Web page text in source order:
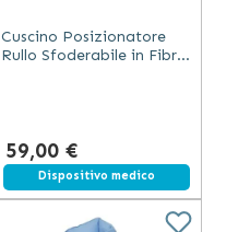
Cuscino Posizionatore
Rullo Sfoderabile in Fibra
59,00 €
Dispositivo medico